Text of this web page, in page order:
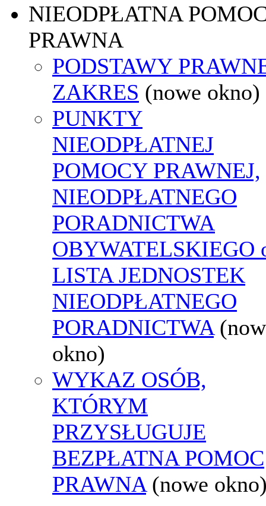
NIEODPŁATNA
PRAWNA
PODSTAWY
ZAKRES (nowe okno)
PUNKTY
NIEODPŁATNEJ
POMOCY PRAWNEJ,
NIEODPŁATNEGO
PORADNICTWA
OBYWATELSKIEGO
LISTA JEDNOSTEK
NIEODPŁATNEGO
PORADNICTWA
okno)
WYKAZ OSÓB,
KTÓRYM
PRZYSŁUGUJE
BEZPŁATNA POMOC
PRAWNA (nowe